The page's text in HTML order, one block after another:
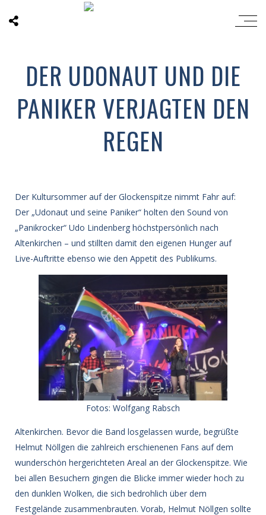
DER UDONAUT UND DIE
PANIKER VERJAGTEN DEN
REGEN
Der Kultursommer auf der Glockenspitze nimmt Fahr auf:
Der „Udonaut und seine Paniker“ holten den Sound von
„Panikrocker“ Udo Lindenberg höchstpersönlich nach
Altenkirchen – und stillten damit den eigenen Hunger auf
Live-Auftritte ebenso wie den Appetit des Publikums.
Fotos: Wolfgang Rabsch
Altenkirchen. Bevor die Band losgelassen wurde, begrüßte
Helmut Nöllgen die zahlreich erschienenen Fans auf dem
wunderschön hergerichteten Areal an der Glockenspitze. Wie
bei allen Besuchern gingen die Blicke immer wieder hoch zu
den dunklen Wolken, die sich bedrohlich über dem
Festgelände zusammenbrauten. Vorab, Helmut Nöllgen sollte